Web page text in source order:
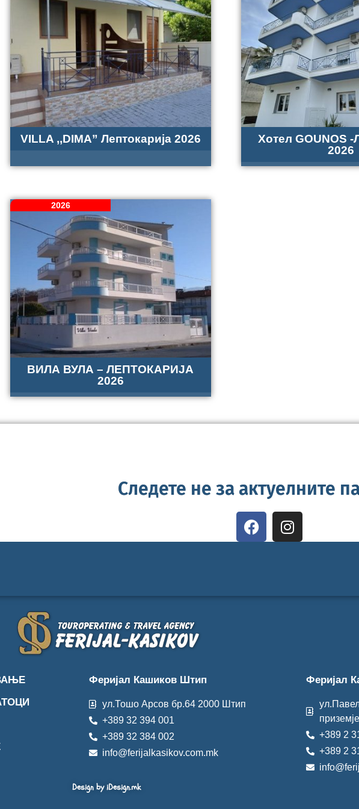
VILLA ,,DIMA” Лептокарија 2026
Хотел GOUNOS -
2026
2026
ВИЛА ВУЛА – ЛЕПТОКАРИЈА
2026
Следете не за актуелните
Феријал Кашиков Штип
ул.Тошо Арсов бр.64 2000 Штип
+389 32 394 001
+389 32 384 002
info@ferijalkasikov.com.mk
Феријал
+389 2
+389 2
Design by iDesign.mk